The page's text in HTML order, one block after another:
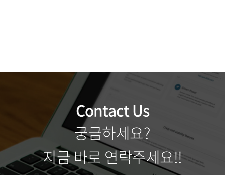
Contact Us
궁금하세요?
지금 바로 연락주세요!!